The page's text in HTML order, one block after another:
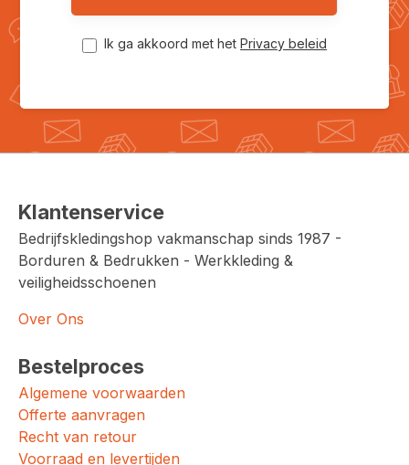
Ik ga akkoord met het Privacy beleid
Klantenservice
Bedrijfskledingshop vakmanschap sinds 1987 -
Borduren & Bedrukken - Werkkleding &
veiligheidsschoenen
Over Ons
Bestelproces
Algemene voorwaarden
Offerte aanvragen
Recht van retour
Voorraad en levertijden